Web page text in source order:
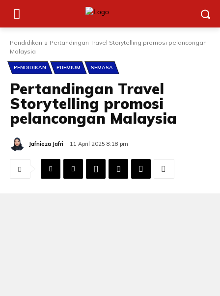
Pendidikan
Pertandingan Travel Storytelling promosi pelancongan
Malaysia
PENDIDIKAN PREMIUM SEMASA
Pertandingan Travel
Storytelling promosi
pelancongan Malaysia
Jafnieza Jafri 11 April 2025 8:18 pm